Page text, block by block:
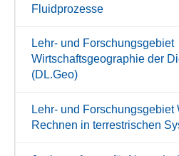
Fluidprozesse
Lehr- und Forschungsgebiet
Wirtschaftsgeographie der
(DL.Geo)
Lehr- und
Rechnen in terrestrischen